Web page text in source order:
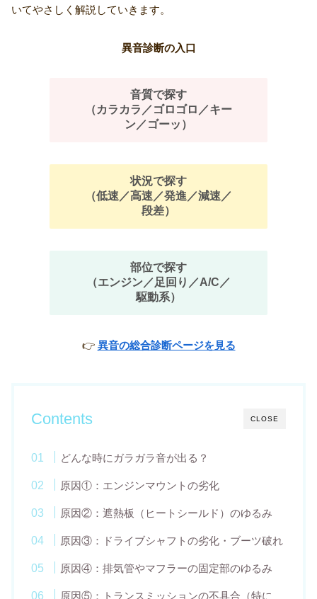
いてやさしく解説していきます。
異音診断の入口
音質で探す
（カラカラ／ゴロゴロ／キー
ン／ゴーッ）
状況で探す
（低速／高速／発進／減速／
段差）
部位で探す
（エンジン／足回り／A/C／
駆動系）
👉 異音の総合診断ページを見る
CLOSE
Contents
どんな時にガラガラ音が出る？
原因①：エンジンマウントの劣化
原因②：遮熱板（ヒートシールド）のゆるみ
原因③：ドライブシャフトの劣化・ブーツ破れ
原因④：排気管やマフラーの固定部のゆるみ
原因⑤：トランスミッションの不具合（特に